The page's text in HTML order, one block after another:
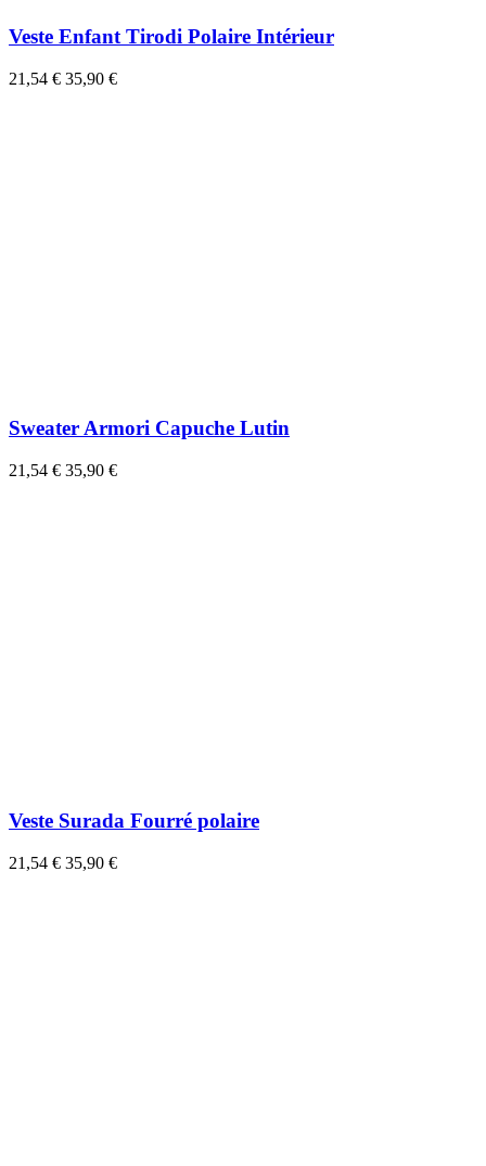
Veste Enfant Tirodi Polaire Intérieur
21,54 € 35,90 €
Sweater Armori Capuche Lutin
21,54 € 35,90 €
Veste Surada Fourré polaire
21,54 € 35,90 €